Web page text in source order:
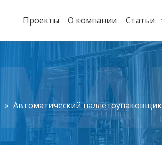
Проекты О компании Статьи
» Автоматический